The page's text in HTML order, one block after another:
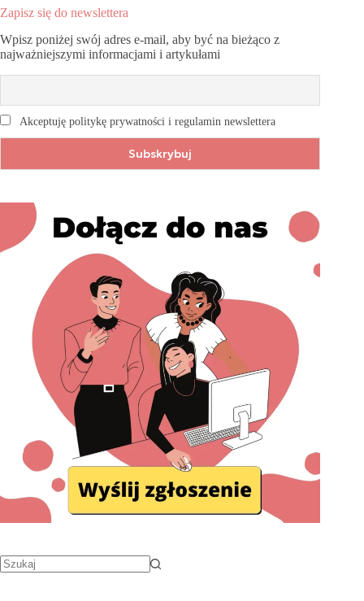
Zapisz się do newslettera
Wpisz poniżej swój adres e-mail, aby być na bieżąco z
najważniejszymi informacjami i artykułami
Akceptuję politykę prywatności i regulamin newslettera